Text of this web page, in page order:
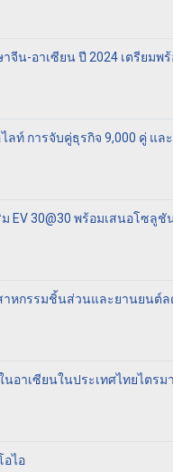
น-อาเซียน ปี 2024 เตรียมพ
ไลท์ การจับคู่ธุรกิจ 9,000 คู่
EV 30@30 พร้อมเสนอโซลู
าหกรรมชิ้นส่วนและยานยนต์
อาเซียนในประเทศไทยไตรม
อไอ